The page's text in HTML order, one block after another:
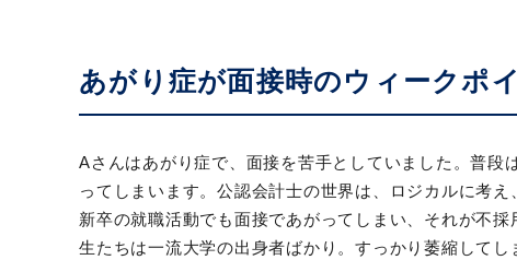
あがり症が面接時のウィークポ
Aさんはあがり症で、面接を苦手としていました。普
ってしまいます。公認会計士の世界は、ロジカルに考
新卒の就職活動でも面接であがってしまい、それが不
生たちは一流大学の出身者ばかり。すっかり萎縮してし